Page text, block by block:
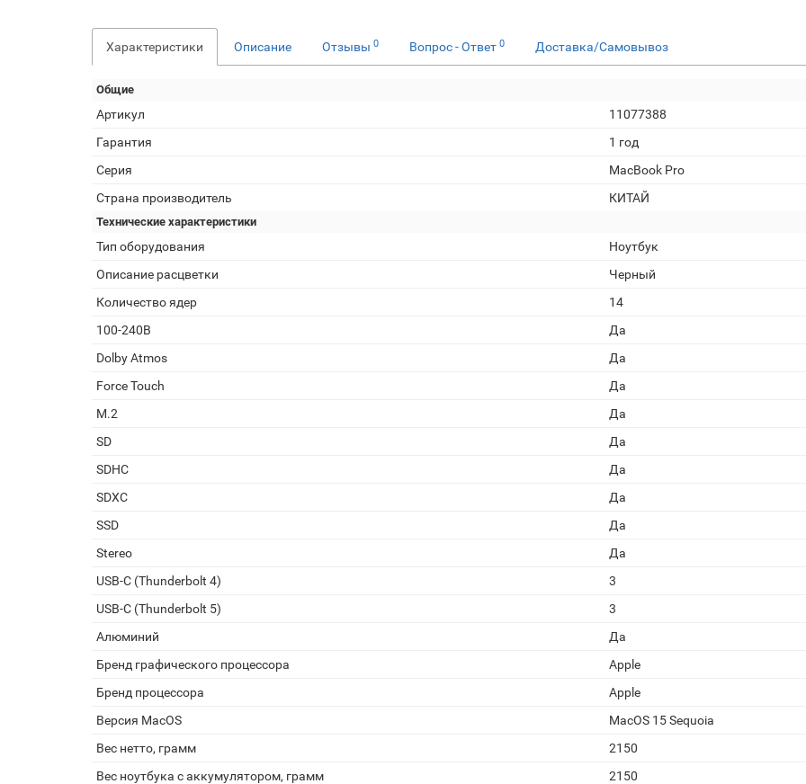
Характеристики Описание Отзывы 0 Вопрос - Ответ 0 Доставка/Самовывоз
Общие
Артикул
11077388
Гарантия
1 год
Серия
MacBook Pro
Страна производитель
КИТАЙ
Технические характеристики
Тип оборудования
Ноутбук
Описание расцветки
Черный
Количество ядер
14
100-240В
Да
Dolby Atmos
Да
Force Touch
Да
M.2
Да
SD
Да
SDHC
Да
SDXC
Да
SSD
Да
Stereo
Да
USB-C (Thunderbolt 4)
3
USB-C (Thunderbolt 5)
3
Алюминий
Да
Бренд графического процессора
Apple
Бренд процессора
Apple
Версия MacOS
MacOS 15 Sequoia
Вес нетто, грамм
2150
Вес ноутбука с аккумулятором, грамм
2150